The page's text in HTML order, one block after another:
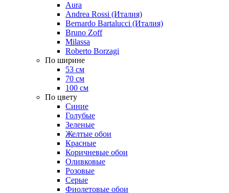
Aura
Andrea Rossi (Италия)
Bernardo Bartalucci (Италия)
Bruno Zoff
Milassa
Roberto Borzagi
По ширине
53 см
70 см
100 см
По цвету
Синие
Голубые
Зеленые
Желтые обои
Красные
Коричневые обои
Оливковые
Розовые
Серые
Фиолетовые обои